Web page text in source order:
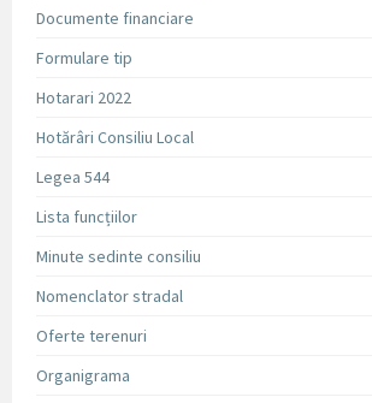
Documente financiare
Formulare tip
Hotarari 2022
Hotărâri Consiliu Local
Legea 544
Lista funcțiilor
Minute sedinte consiliu
Nomenclator stradal
Oferte terenuri
Organigrama